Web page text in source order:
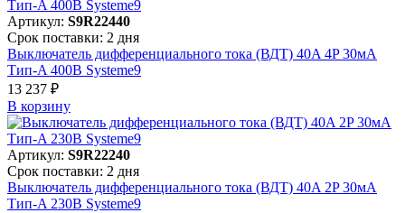
Артикул: S9R22440
Срок поставки: 2 дня
Выключатель дифференциального тока (ВДТ) 40A 4P 30мА
Тип-A 400В Systeme9
13 237 ₽
В корзинy
Артикул: S9R22240
Срок поставки: 2 дня
Выключатель дифференциального тока (ВДТ) 40A 2P 30мА
Тип-A 230В Systeme9